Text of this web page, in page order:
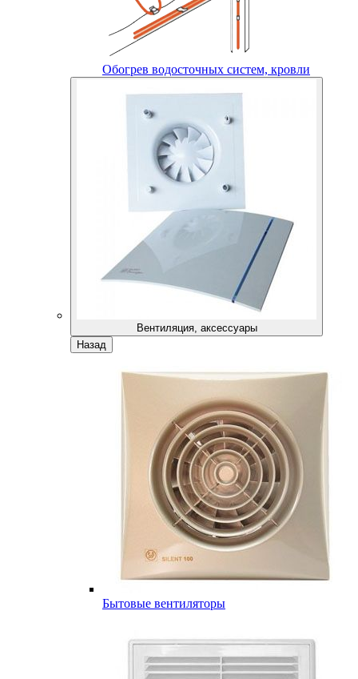
Обогрев водосточных систем, кровли
Вентиляция, аксессуары
Назад
Бытовые вентиляторы